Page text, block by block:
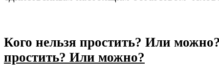
Кого нельзя простить? Или
простить? Или можно?